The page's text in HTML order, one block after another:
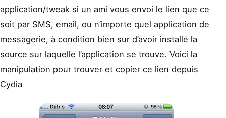
application/tweak si un ami vous envoi le lien que ce
soit par SMS, email, ou n’importe quel application de
messagerie, à condition bien sur d’avoir installé la
source sur laquelle l’application se trouve. Voici la
manipulation pour trouver et copier ce lien depuis
Cydia